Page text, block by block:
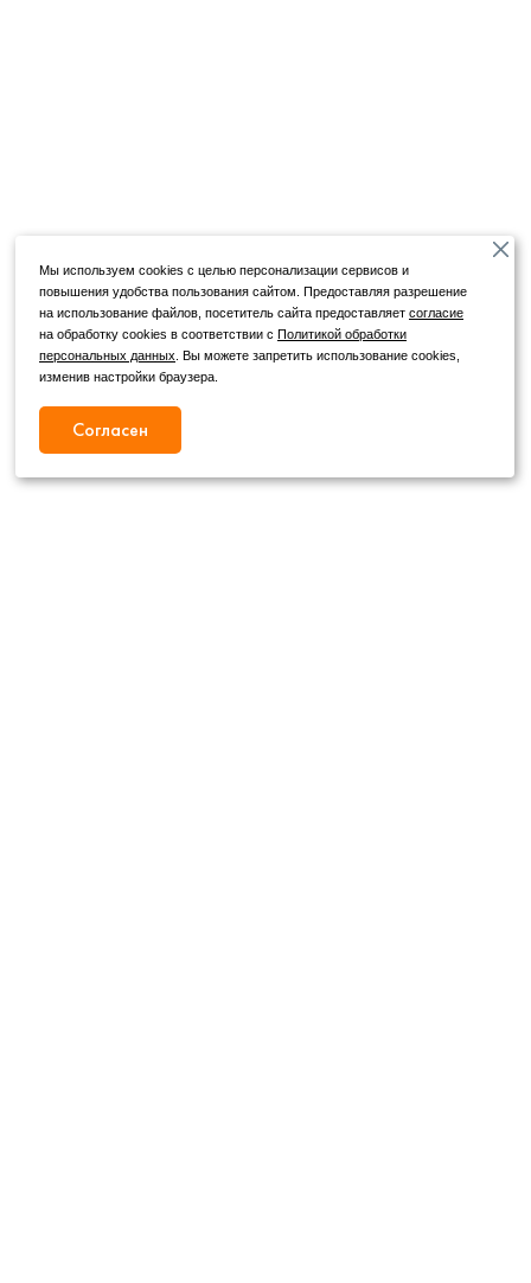
Мы используем cookies с целью персонализации сервисов и
повышения удобства пользования сайтом. Предоставляя разрешение
на использование файлов, посетитель сайта предоставляетсогласие
на обработку cookies в соответствии сПолитикой обработки
персональных данных . Вы можете запретить использование cookies,
изменив настройки браузера.
Согласен